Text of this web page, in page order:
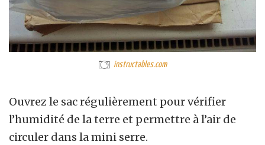
instructables.com
Ouvrez le sac régulièrement pour vérifier
l’humidité de la terre et permettre à l’air de
circuler dans la mini serre.